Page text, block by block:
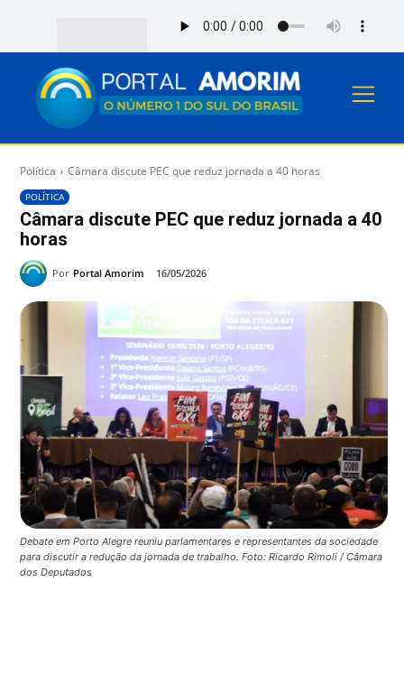
Política Câmara discute PEC que reduz jornada a 40 horas
POLÍTICA
Câmara discute PEC que reduz jornada a 40
horas
Por Portal Amorim 16/05/2026
Debate em Porto Alegre reuniu parlamentares e representantes da sociedade
para discutir a redução da jornada de trabalho. Foto: Ricardo Rimoli / Câmara
dos Deputados